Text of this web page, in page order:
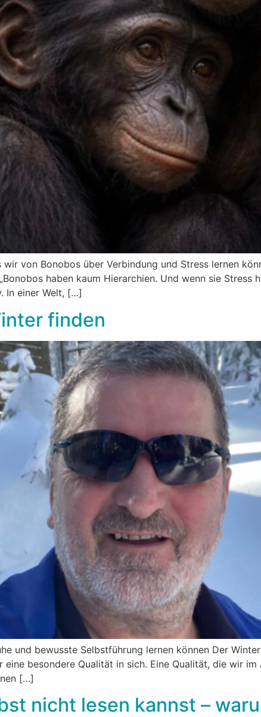
von Bonobos über Verbindung und Stress lernen
haben kaum Hierarchien. Und wenn sie Stress
In einer Welt, […]
finden
und bewusste Selbstführung lernen können Der
besondere Qualität in sich. Eine Qualität, die wir
[…]
nicht lesen kannst –